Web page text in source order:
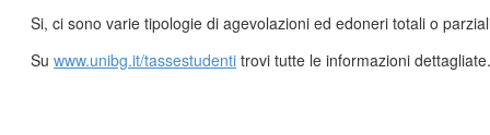
Si, ci sono varie tipologie di agevolazioni ed edoneri totali o
Su www.unibg.it/tassestudenti trovi tutte le informazioni